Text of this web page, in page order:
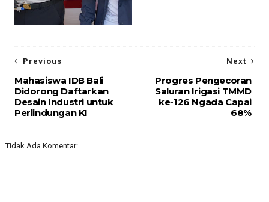
Next
Progres Pengecoran
Saluran Irigasi TMMD
ke-126 Ngada Capai
68%
Previous
Mahasiswa IDB Bali
Didorong Daftarkan
Desain Industri untuk
Perlindungan KI
Tidak Ada Komentar: